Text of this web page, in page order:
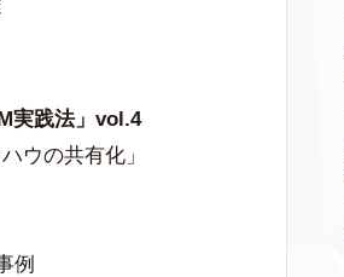
実践法」vol.4
ウの共有化」
例